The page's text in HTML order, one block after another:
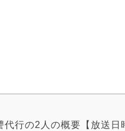
代行の2人の概要【放送日